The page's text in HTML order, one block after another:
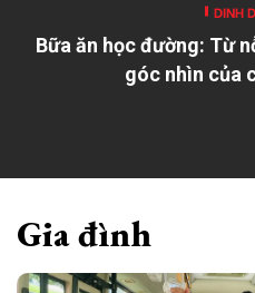
DINH
Bữa ăn học đường: Từ
góc nhìn của
Gia đình